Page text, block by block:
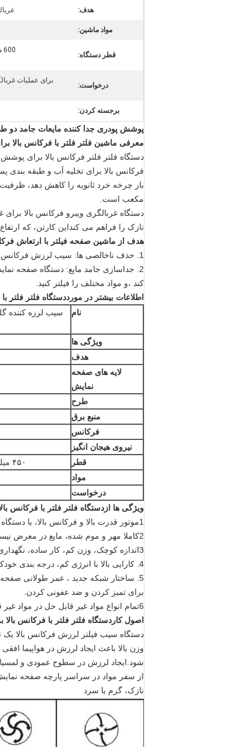
هدف:
مواد ماشین:
قطر دستگاه:
600 میلی متر، 800 میلی متر، 1000 میلی متر، 1200 میلی متر و غیره
درخواست:
برای عملیات
برجسته کردن:
پوشش پودری جدا کننده مایعات جامد دو
معرفی ماشین فلتر فلتر با فرکانس بالا
دستگاه فلتر فلتر فرکانس بالا برای
فرکانس بالا برای تخلیه آب و طبقه بندی
مکعب است.
دستگاه غربالگری ویبرو فرکانس بالا
نازک را فراهم می کنداین کارتن، که
هدف از ماشین صفحه فیلتر با ارتعاش
1.
حذف ناخالصی ها: سیب لرزش فرکانس
2. جداسازی جامد مایع: دستگاه صفحه
کند ،و مواد مختلف را فیلتر کنید.
اطلاعات بیشتر در مورددستگاه فلتر فلتر
نام
سیب لرزه کننده
ویژگی ها
هدف
لایه های صفحه
نمایش
طرح
منبع برق
فرکانس
نیروی هیجان انگیز
قطر
۴۵۰ میلیمتر، ۶۰۰ میلیمتر، ۸۰۰ میلیمتر، ۱۰۰۰ میلیمتر، ۱۲۰۰ میلیمتر
مواد
درخواست
ویژگی ها از دستگاه فلتر فلتر با فرکانس
1موتور قدرت بالا و فرکانس بالا، با دستگاه ضد آب و ضد گرد و غبار، عمر طولانی، امن تر و امن تر.
2کاملا مهر و موم شده، مایع در معرض نیست، ظرفیت بزرگ، دقت غربالگری بالا، کوچکترین اندازه ذرات می تواند به 500 میش غربالگری شود.
3اندازه کوچک، وزن کم، کار ساده، نگهداری آسان
4. کارایی بالا با انرژی کم، درجه بندی خودکار، حرکت صاف، سر و صدا کم، تولید مداوم
برای تمیز کردن و ضد عفونی کردن.
6تمام انواع مواد غیر قابل حل در مواد غیر قابل حل می توانند به سرعت حذف شوند، باقیمانده به طور خودکار تخلیه می شود.
اصول کار دستگاه فلتر فلتر با فرکانس
دستگاه سیب فیلتر لرزش فرکانس بالا
وزن بالا باعث ایجاد لرزش در هواپیما
شود.ایجاد لرزش در سطوح عمودی و
از سفر مواد در سراسر پارچه صفحه
نازک، گرم یا سرد